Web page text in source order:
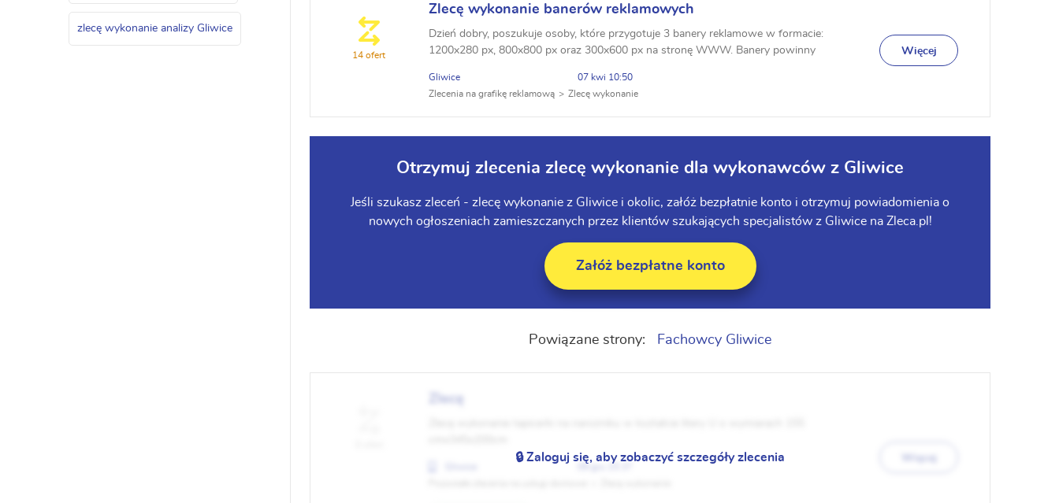
Zlecę wykonanie banerów reklamowych
Dzień dobry, poszukuje osoby, które przygotuje 3 banery reklamowe w formacie:
1200x280 px, 800x800 px oraz 300x600 px na stronę WWW. Banery powinny
Gliwice
07 kwi 10:50
Zlecenia na grafikę reklamową
Zlecę wykonanie
14 ofert Więcej
Otrzymuj zlecenia zlecę wykonanie dla wykonawców z Gliwice
Jeśli szukasz zleceń - zlecę wykonanie z Gliwice i okolic, załóż bezpłatnie konto i otrzymuj powiadomienia o
nowych ogłoszeniach zamieszczanych przez klientów szukających specjalistów z Gliwice na Zleca.pl!
Załóż bezpłatne konto
Powiązane strony: Fachowcy Gliwice
Zlecę
09 gru 15:37
🔒 Zaloguj się, aby zobaczyć szczegóły zlecenia
zlecę wykonanie analizy Gliwice